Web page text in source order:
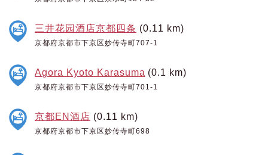
三井花园酒店京都四条 (0.11 km)
京都府京都市下京区妙传寺町707-1
Agora Kyoto Karasuma (0.1 km)
京都府京都市下京区妙传寺町701-1
京都EN酒店 (0.11 km)
京都府京都市下京区妙传寺町698